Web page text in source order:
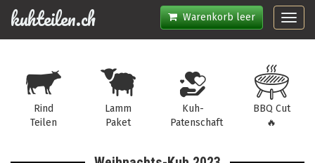
Warenkorb leer
kuhteilen.ch
Rind
Teilen
Lamm
Paket
Kuh-
Patenschaft
BBQ Cut
🔥